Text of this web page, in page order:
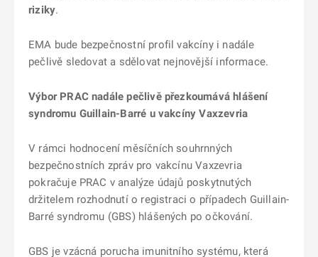
riziky.
EMA bude bezpečnostní profil vakcíny i nadále
pečlivě sledovat a sdělovat nejnovější informace.
Výbor PRAC nadále pečlivě přezkoumává hlášení
syndromu Guillain-Barré u vakcíny Vaxzevria
V rámci hodnocení měsíčních souhrnných
bezpečnostních zpráv pro vakcínu Vaxzevria
pokračuje PRAC v analýze údajů poskytnutých
držitelem rozhodnutí o registraci o případech Guillain-
Barré syndromu (GBS) hlášených po očkování.
GBS je vzácná porucha imunitního systému, která